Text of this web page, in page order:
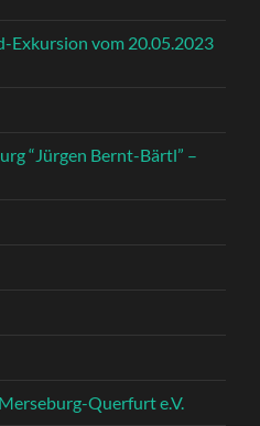
Exkursion vom 20.05.2023
“Jürgen Bernt-Bärtl” –
Querfurt e.V.